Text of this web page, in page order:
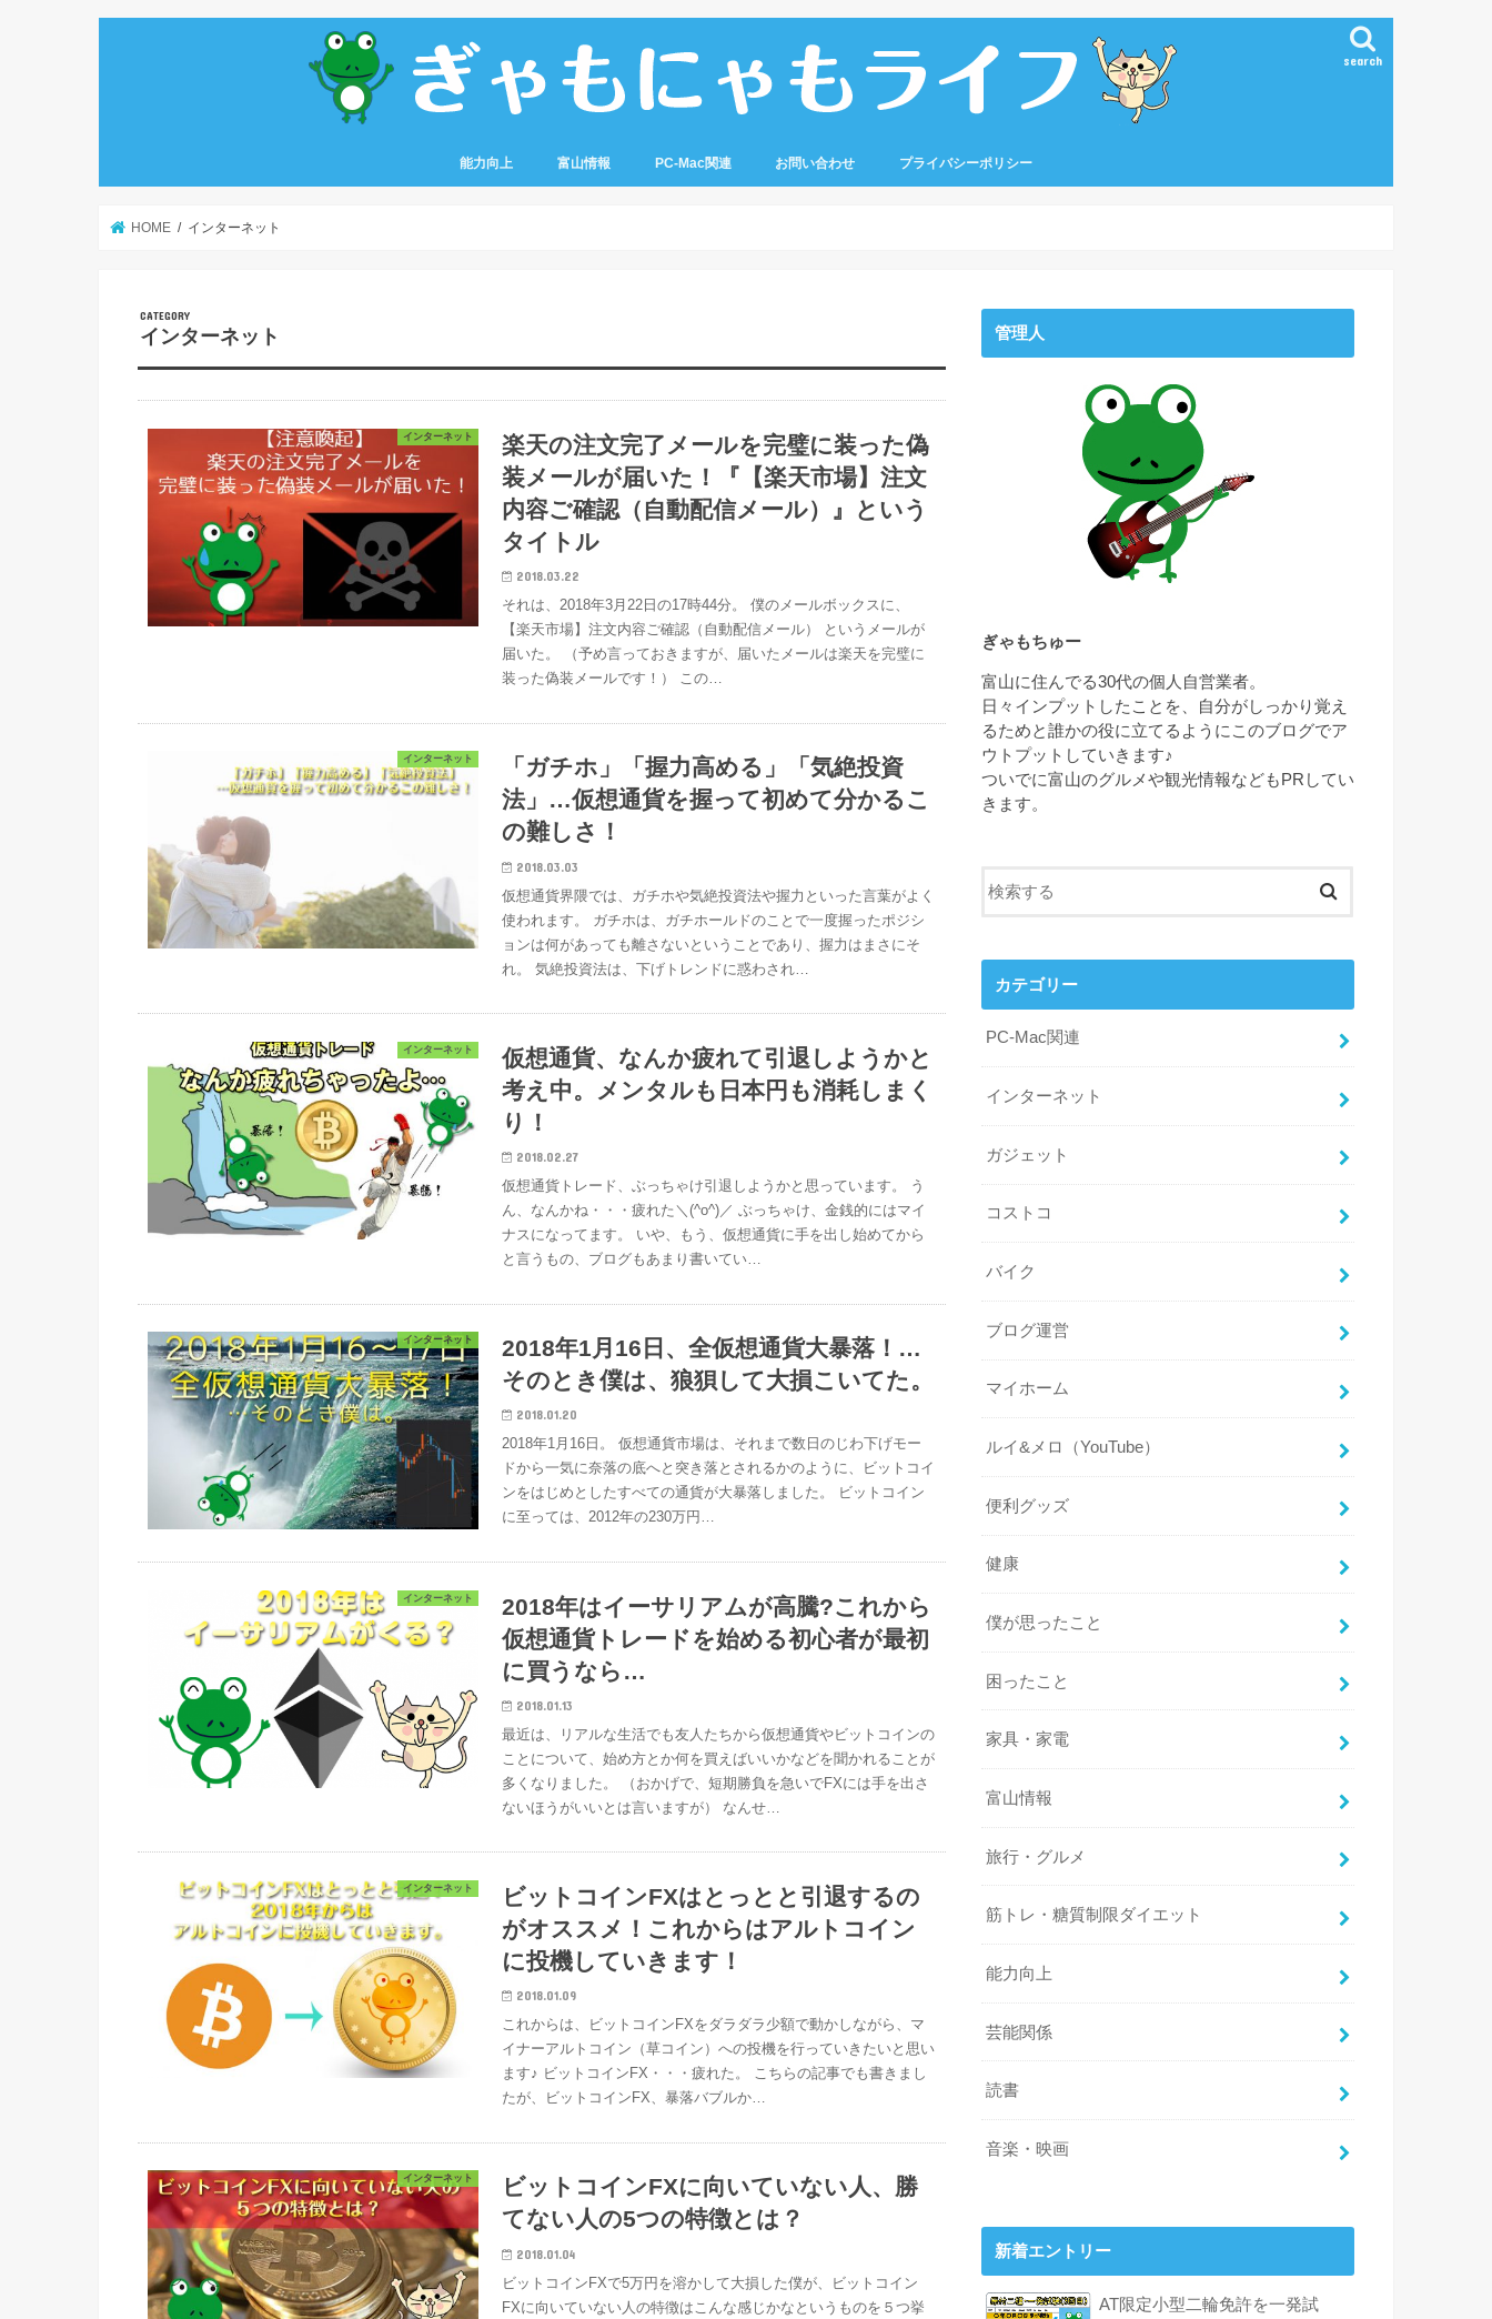
search
能力向上 富山情報 PC-Mac関連 お問い合わせ プライバシーポリシー
HOME インターネット
インターネット
インターネット
楽天の注文完了メールを完璧に装った偽
装メールが届いた！『【楽天市場】注文
内容ご確認（自動配信メール）』という
タイトル
2018.03.22
それは、2018年3月22日の17時44分。 僕のメールボックスに、
【楽天市場】注文内容ご確認（自動配信メール） というメールが
届いた。 （予め言っておきますが、届いたメールは楽天を完璧に
装った偽装メールです！） この…
インターネット
「ガチホ」「握力高める」「気絶投資
法」…仮想通貨を握って初めて分かるこ
の難しさ！
2018.03.03
仮想通貨界隈では、ガチホや気絶投資法や握力といった言葉がよく
使われます。 ガチホは、ガチホールドのことで一度握ったポジシ
ョンは何があっても離さないということであり、握力はまさにそ
れ。 気絶投資法は、下げトレンドに惑わされ…
インターネット
仮想通貨、なんか疲れて引退しようかと
考え中。メンタルも日本円も消耗しまく
り！
2018.02.27
仮想通貨トレード、ぶっちゃけ引退しようかと思っています。 う
ん、なんかね・・・疲れた＼(^o^)／ ぶっちゃけ、金銭的にはマイ
ナスになってます。 いや、もう、仮想通貨に手を出し始めてから
と言うもの、ブログもあまり書いてい…
インターネット
2018年1月16日、全仮想通貨大暴落！…
そのとき僕は、狼狽して大損こいてた。
2018.01.20
2018年1月16日。 仮想通貨市場は、それまで数日のじわ下げモー
ドから一気に奈落の底へと突き落とされるかのように、ビットコイ
ンをはじめとしたすべての通貨が大暴落しました。 ビットコイン
に至っては、2012年の230万円…
インターネット
2018年はイーサリアムが高騰?これから
仮想通貨トレードを始める初心者が最初
に買うなら…
2018.01.13
最近は、リアルな生活でも友人たちから仮想通貨やビットコインの
ことについて、始め方とか何を買えばいいかなどを聞かれることが
多くなりました。 （おかげで、短期勝負を急いでFXには手を出さ
ないほうがいいとは言いますが） なんせ…
インターネット
ビットコインFXはとっとと引退するの
がオススメ！これからはアルトコイン
に投機していきます！
2018.01.09
これからは、ビットコインFXをダラダラ少額で動かしながら、マ
イナーアルトコイン（草コイン）への投機を行っていきたいと思い
ます♪ ビットコインFX・・・疲れた。 こちらの記事でも書きまし
たが、ビットコインFX、暴落バブルか…
インターネット
ビットコインFXに向いていない人、勝
てない人の5つの特徴とは？
2018.01.04
ビットコインFXで5万円を溶かして大損した僕が、ビットコイン
FXに向いていない人の特徴はこんな感じかなというものを５つ挙
管理人
ぎゃもちゅー
富山に住んでる30代の個人自営業者。
日々インプットしたことを、自分がしっかり覚え
るためと誰かの役に立てるようにこのブログでア
ウトプットしていきます♪
ついでに富山のグルメや観光情報などもPRしてい
きます。
カテゴリー
PC-Mac関連
インターネット
ガジェット
コストコ
バイク
ブログ運営
マイホーム
ルイ&メロ（YouTube）
便利グッズ
健康
僕が思ったこと
困ったこと
家具・家電
富山情報
旅行・グルメ
筋トレ・糖質制限ダイエット
能力向上
芸能関係
読書
音楽・映画
新着エントリー
AT限定小型二輪免許を一発試